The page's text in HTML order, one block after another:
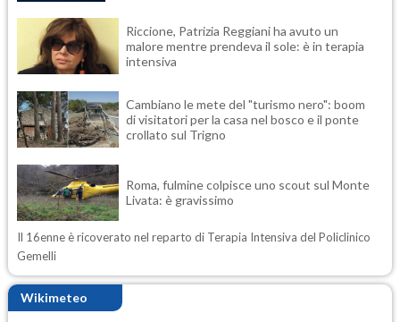
Riccione, Patrizia Reggiani ha avuto un
malore mentre prendeva il sole: è in terapia
intensiva
Cambiano le mete del "turismo nero": boom
di visitatori per la casa nel bosco e il ponte
crollato sul Trigno
Roma, fulmine colpisce uno scout sul Monte
Livata: è gravissimo
Il 16enne è ricoverato nel reparto di Terapia Intensiva del Policlinico
Gemelli
Wikimeteo